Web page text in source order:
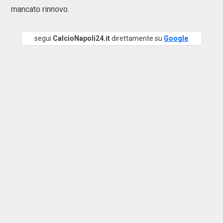
mancato rinnovo.
segui CalcioNapoli24.itdirettamente su Google